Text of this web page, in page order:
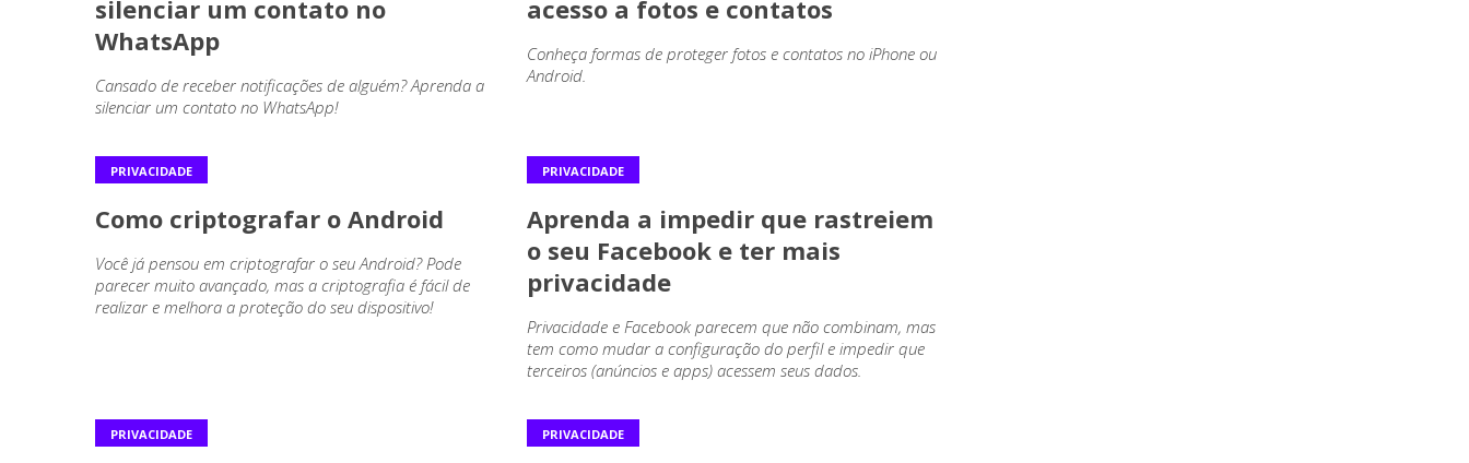
silenciar um contato no
WhatsApp
Cansado de receber notificações de alguém? Aprenda a
silenciar um contato no WhatsApp!
acesso a fotos e contatos
Conheça formas de proteger fotos e contatos no iPhone ou
Android.
PRIVACIDADE
Como criptografar o Android
Você já pensou em criptografar o seu Android? Pode
parecer muito avançado, mas a criptografia é fácil de
realizar e melhora a proteção do seu dispositivo!
PRIVACIDADE
Aprenda a impedir que rastreiem
o seu Facebook e ter mais
privacidade
Privacidade e Facebook parecem que não combinam, mas
tem como mudar a configuração do perfil e impedir que
terceiros (anúncios e apps) acessem seus dados.
PRIVACIDADE PRIVACIDADE